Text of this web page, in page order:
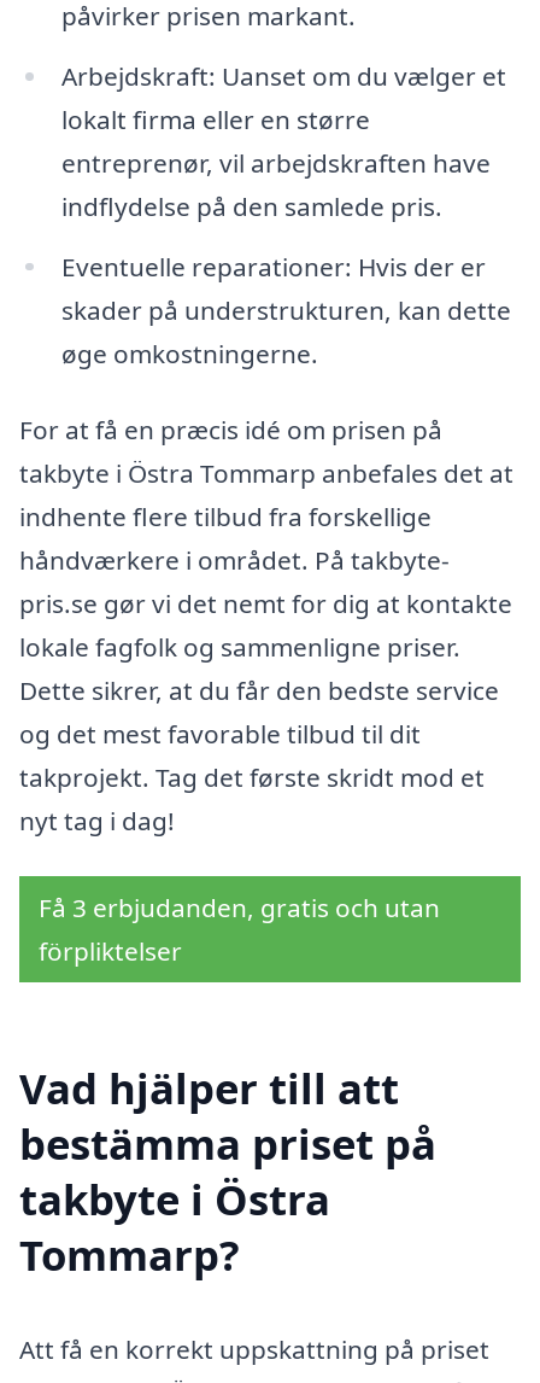
påvirker prisen markant.
Arbejdskraft: Uanset om du vælger et
lokalt firma eller en større
entreprenør, vil arbejdskraften have
indflydelse på den samlede pris.
Eventuelle reparationer: Hvis der er
skader på understrukturen, kan dette
øge omkostningerne.
For at få en præcis idé om prisen på
takbyte i Östra Tommarp anbefales det at
indhente flere tilbud fra forskellige
håndværkere i området. På takbyte-
pris.se gør vi det nemt for dig at kontakte
lokale fagfolk og sammenligne priser.
Dette sikrer, at du får den bedste service
og det mest favorable tilbud til dit
takprojekt. Tag det første skridt mod et
nyt tag i dag!
Få 3 erbjudanden, gratis och utan
förpliktelser
Vad hjälper till att
bestämma priset på
takbyte i Östra
Tommarp?
Att få en korrekt uppskattning på priset